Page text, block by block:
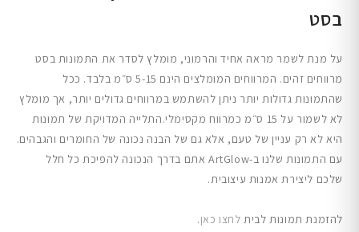
בסט
על מנת לשמר מראה אחיד והרמוני, מומלץ לסדר את התמונות בסט
מרווחים זהים. המרווחים המומלצים הינם 5-15 ס״מ בלבד. ככל
שהתמונות גדולות יותר ניתן להשתמש במרווחים גדולים יותר, אך מומלץ
לא לשמור על 15 ס״מ כמרווח מקסימלי.התלייה המדויקת של תמונות
היא לא רק עניין של טעם, אלא גם של הבנה נכונה של החומרים והגבהים.
עם התמונות שלנו ב-ArtGlow אתם בדרך הנכונה להפיכת כל חלל
שלכם ליצירת אמנות עיצובית.
להזמנת תמונות לבית לחצו כאן.